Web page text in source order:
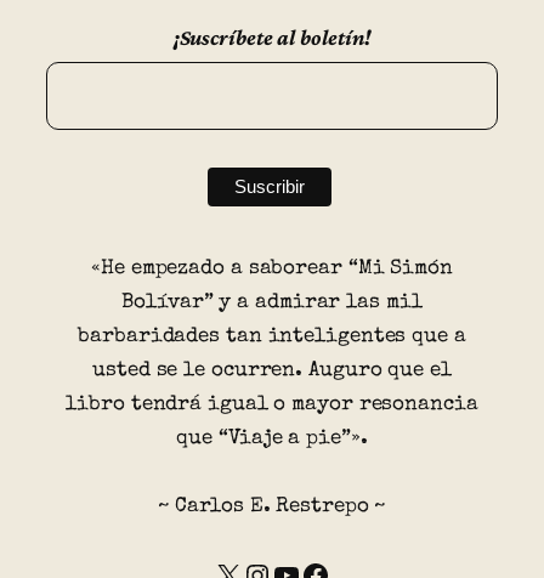
¡Suscríbete al boletín!
«He empezado a saborear “Mi Simón
Bolívar” y a admirar las mil
barbaridades tan inteligentes que a
usted se le ocurren. Auguro que el
libro tendrá igual o mayor resonancia
que “Viaje a pie”».
~ Carlos E. Restrepo ~